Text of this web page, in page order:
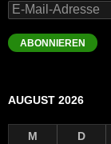
E-
Mail-
Adresse
ABONNIEREN
AUGUST 2026
M D